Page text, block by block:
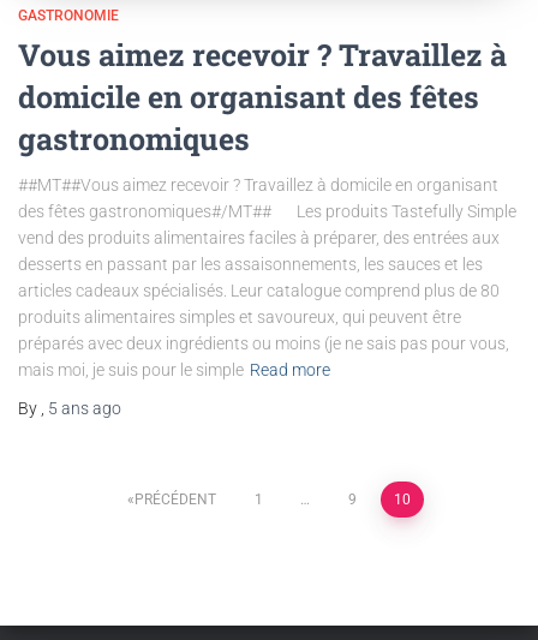
GASTRONOMIE
Vous aimez recevoir ? Travaillez à
domicile en organisant des fêtes
gastronomiques
##MT##Vous aimez recevoir ? Travaillez à domicile en organisant
des fêtes gastronomiques#/MT## Les produits Tastefully Simple
vend des produits alimentaires faciles à préparer, des entrées aux
desserts en passant par les assaisonnements, les sauces et les
articles cadeaux spécialisés. Leur catalogue comprend plus de 80
produits alimentaires simples et savoureux, qui peuvent être
préparés avec deux ingrédients ou moins (je ne sais pas pour vous,
mais moi, je suis pour le simple Read more
By
5 ansago
PRÉCÉDENT 1 … 9 10